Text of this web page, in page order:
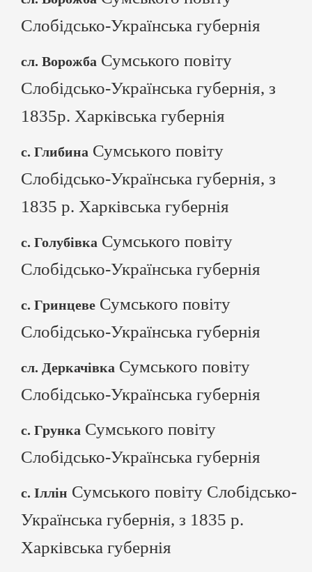
Слобідсько-Українська губернія
сл. Ворожба Сумського повіту
Слобідсько-Українська губернія, з
1835р. Харківська губернія
с. Глибина Сумського повіту
Слобідсько-Українська губернія, з
1835 р. Харківська губернія
с. Голубівка Сумського повіту
Слобідсько-Українська губернія
с. Гринцеве Сумського повіту
Слобідсько-Українська губернія
сл. Деркачівка Сумського повіту
Слобідсько-Українська губернія
с. Грунка Сумського повіту
Слобідсько-Українська губернія
с. Іллін Сумського повіту Слобідсько-
Українська губернія, з 1835 р.
Харківська губернія